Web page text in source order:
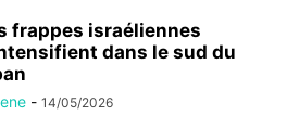
frappes israéliennes
dans le sud du
- 14/05/2026